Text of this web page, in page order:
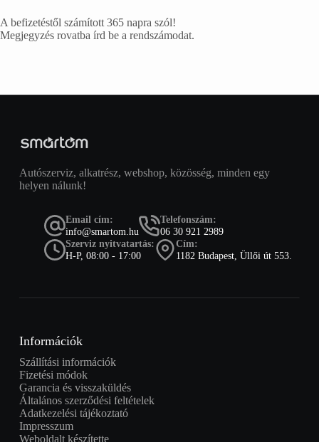
A befizetéstől számított 365 napra szól!
Megjegyzés rovatba írd be a rendszámodat.
Autószerviz, alkatrész, webshop, közösség, minden egy
helyen nálunk!
Email cím:
info@smartom.hu
Telefonszám:
06 30 921 2989
Szerviz nyitvatartás:
H-P, 08:00 - 17:00
Cím:
1182 Budapest, Üllői út 553.
Információk
Szállítási információk
Fizetési módok
Garancia és visszaküldés
Általános szerződési feltételek
Adatkezelési tájékoztató
Impresszum
Weboldalt készítette